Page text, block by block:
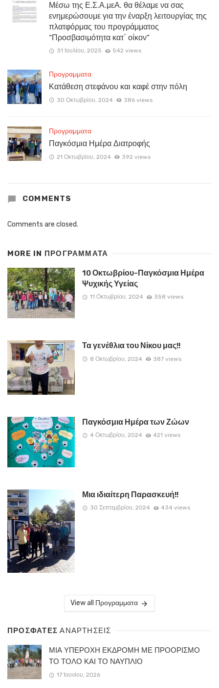
Μέσω της Ε.Σ.Α.μεΑ. θα θέλαμε να σας
ενημερώσουμε για την έναρξη λειτουργίας της
πλατφόρμας του προγράμματος
“Προσβασιμότητα κατ΄ οίκον”
31 Ιουλίου, 2025 542 views
Προγραμματα
Κατάθεση στεφάνου και καφέ στην πόλη
30 Οκτωβρίου, 2024 386 views
Προγραμματα
Παγκόσμια Ημέρα Διατροφής
21 Οκτωβρίου, 2024 392 views
COMMENTS
Comments are closed.
MORE IN ΠΡΟΓΡΑΜΜΑΤΑ
10 Οκτωβρίου-Παγκόσμια Ημέρα
Ψυχικής Υγείας
11 Οκτωβρίου, 2024 358 views
Τα γενέθλια του Νίκου μας!!
8 Οκτωβρίου, 2024 387 views
Παγκόσμια Ημέρα των Ζώων
4 Οκτωβρίου, 2024 421 views
Μια ιδιαίτερη Παρασκευή!!
30 Σεπτεμβρίου, 2024 434 views
View all Προγραμματα
ΠΡΟΣΦΑΤΕΣΑΝΑΡΤΗΣΕΙΣ
ΜΙΑ ΥΠΕΡΟΧΗ ΕΚΔΡΟΜΗ ΜΕ ΠΡΟΟΡΙΣΜΟ
ΤΟ ΤΟΛΟ ΚΑΙ ΤΟ ΝΑΥΠΛΙΟ
17 Ιουνίου, 2026